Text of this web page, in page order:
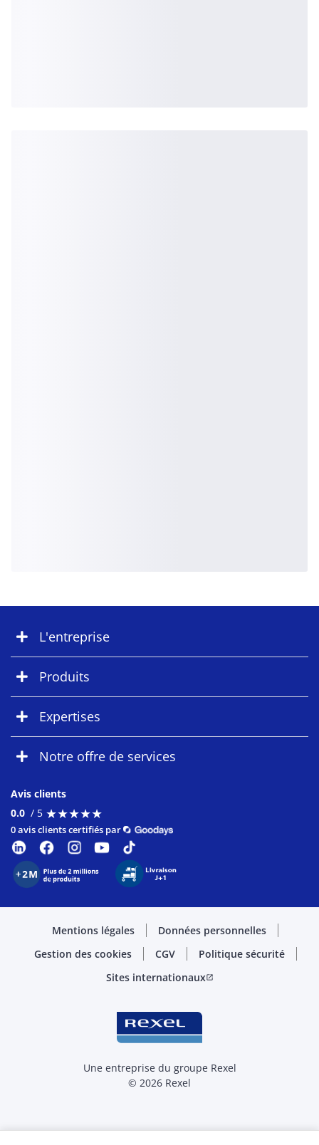
L'entreprise
Produits
Expertises
Notre offre de services
Avis clients
0.0 / 5 ★★★★★
★★★★★
0 avis clients certifiés par
Mentions légales
Données personnelles
Gestion des cookies
CGV
Politique sécurité
Sites internationauxopen_in_new
Une entreprise du groupe Rexel
© 2026 Rexel